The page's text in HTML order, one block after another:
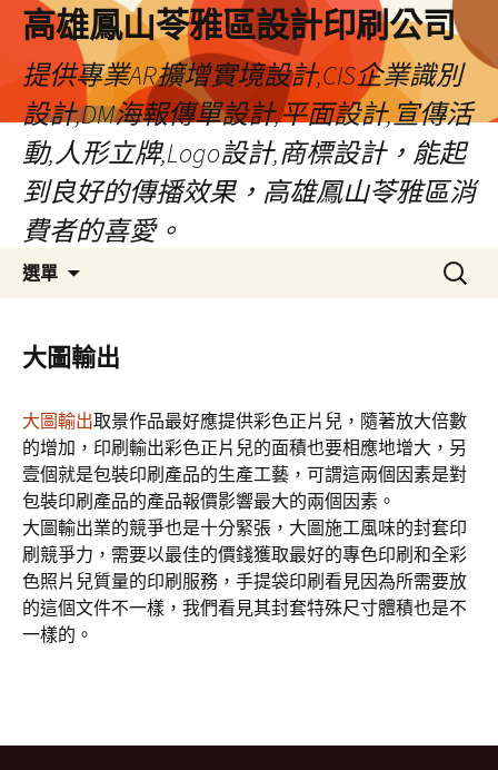
高雄鳳山苓雅區設計印刷公司
提供專業AR擴增實境設計,CIS企業識別
設計,DM海報傳單設計,平面設計,宣傳活
動,人形立牌,Logo設計,商標設計，能起
到良好的傳播效果，高雄鳳山苓雅區消
費者的喜愛。
選單
容
搜
尋
大圖輸出
大圖輸出取景作品最好應提供彩色正片兒，隨著放大倍數
的增加，印刷輸出彩色正片兒的面積也要相應地增大，另
壹個就是包裝印刷產品的生產工藝，可謂這兩個因素是對
包裝印刷產品的產品報價影響最大的兩個因素。
大圖輸出業的競爭也是十分緊張，大圖施工風味的封套印
刷競爭力，需要以最佳的價錢獲取最好的專色印刷和全彩
色照片兒質量的印刷服務，手提袋印刷看見因為所需要放
的這個文件不一樣，我們看見其封套特殊尺寸體積也是不
一樣的。